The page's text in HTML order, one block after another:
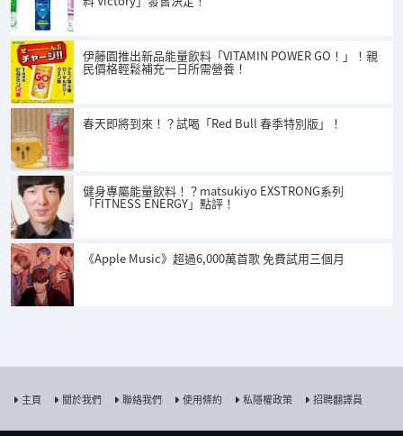
伊藤園推出新品能量飲料「VITAMIN POWER GO！」！親
民價格輕鬆補充一日所需營養！
春天即將到來！？試喝「Red Bull 春季特別版」！
健身專屬能量飲料！？matsukiyo EXSTRONG系列
「FITNESS ENERGY」點評！
《Apple Music》超過6,000萬首歌 免費試用三個月
主頁 關於我們 聯絡我們 使用條約 私隱權政策 招聘翻譯員